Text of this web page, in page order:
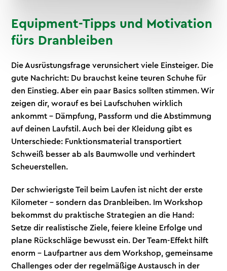
Equipment-Tipps und Motivation
fürs Dranbleiben
Die Ausrüstungsfrage verunsichert viele Einsteiger. Die
gute Nachricht: Du brauchst keine teuren Schuhe für
den Einstieg. Aber ein paar Basics sollten stimmen. Wir
zeigen dir, worauf es bei Laufschuhen wirklich
ankommt – Dämpfung, Passform und die Abstimmung
auf deinen Laufstil. Auch bei der Kleidung gibt es
Unterschiede: Funktionsmaterial transportiert
Schweiß besser ab als Baumwolle und verhindert
Scheuerstellen.
Der schwierigste Teil beim Laufen ist nicht der erste
Kilometer – sondern das Dranbleiben. Im Workshop
bekommst du praktische Strategien an die Hand:
Setze dir realistische Ziele, feiere kleine Erfolge und
plane Rückschläge bewusst ein. Der Team-Effekt hilft
enorm – Laufpartner aus dem Workshop, gemeinsame
Challenges oder der regelmäßige Austausch in der